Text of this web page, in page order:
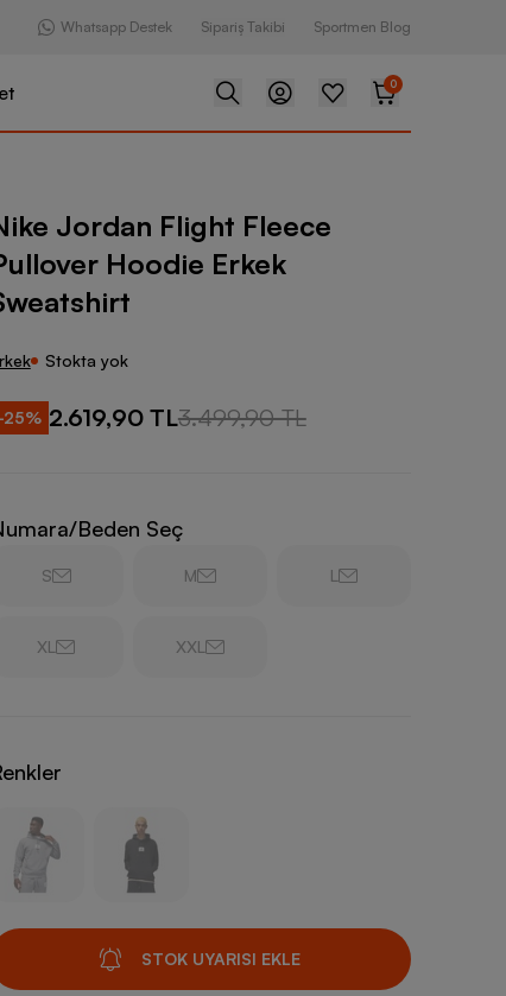
Whatsapp Destek Sipariş Takibi Sportmen Blog
0
Fleece Pullover Hoodie Erkek Sweatshirt
Jordan Flight Fleece
Hoodie Erkek
Stokta yok
25% 2.619,90 TL3.499,90 TL
Beden Seç
S M L
XL XXL
STOK UYARISI EKLE